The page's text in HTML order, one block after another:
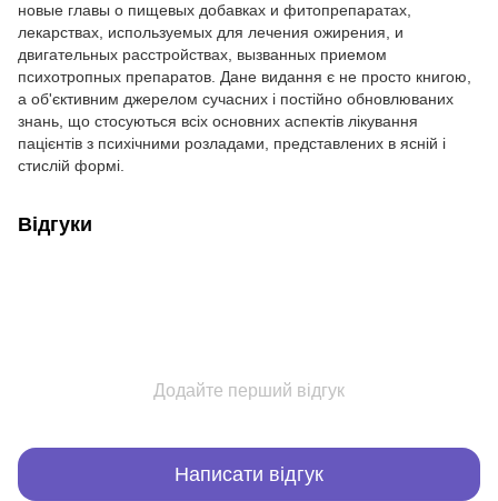
новые главы о пищевых добавках и фитопрепаратах,
лекарствах, используемых для лечения ожирения, и
двигательных расстройствах, вызванных приемом
психотропных препаратов. Дане видання є не просто книгою,
а об'єктивним джерелом сучасних і постійно обновлюваних
знань, що стосуються всіх основних аспектів лікування
пацієнтів з психічними розладами, представлених в ясній і
стислій формі.
Відгуки
Додайте перший відгук
Написати відгук